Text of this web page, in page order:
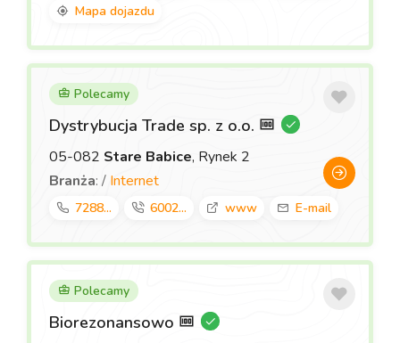
Mapa dojazdu
Polecamy
Dystrybucja Trade sp. z o.o.
05-082 Stare Babice, Rynek 2
Branża: / Internet
7288... 6002... www E-mail
Polecamy
Biorezonansowo